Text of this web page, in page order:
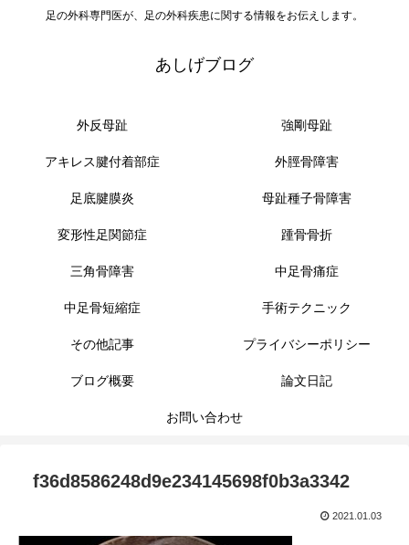
足の外科専門医が、足の外科疾患に関する情報をお伝えします。
あしげブログ
外反母趾 強剛母趾
アキレス腱付着部症 外脛骨障害
足底腱膜炎 母趾種子骨障害
変形性足関節症 踵骨骨折
三角骨障害 中足骨痛症
中足骨短縮症 手術テクニック
その他記事 プライバシーポリシー
ブログ概要 論文日記
お問い合わせ
f36d8586248d9e234145698f0b3a3342
2021.01.03